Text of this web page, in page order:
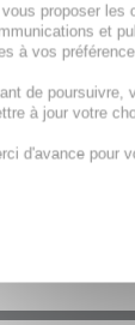
solaire
proposer les
et
à vos
de poursuivre,
à jour votre
d'avance pour